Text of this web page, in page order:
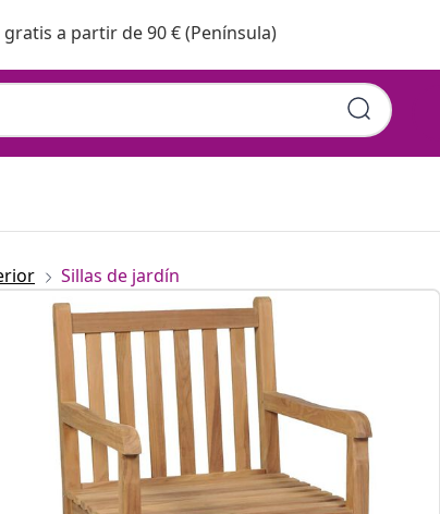
gratis a partir de 90 € (Península)
Sillas de jardín